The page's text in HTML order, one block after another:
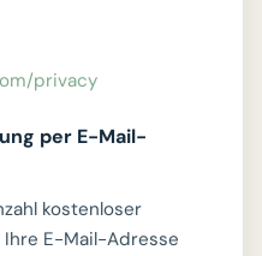
privacy
per E-Mail-
kostenloser
E-Mail-Adresse